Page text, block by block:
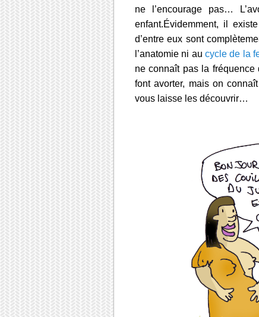
ne l’encourage pas…
enfant.Évidemment, il
d’entre eux sont
l’anatomie ni aucycle de la
ne connaît pas la
font avorter, mais on
vous laisse les découvrir…